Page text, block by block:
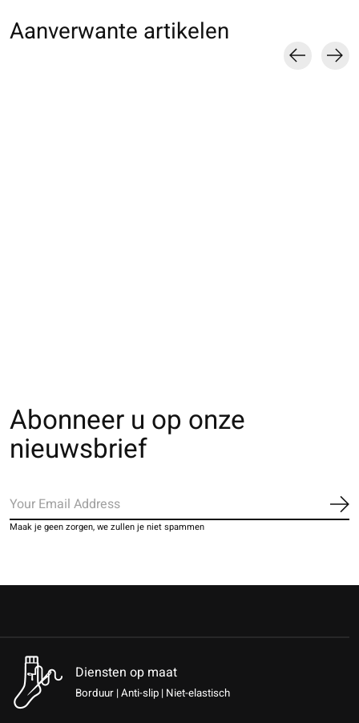
Aanverwante artikelen
Abonneer u op onze
nieuwsbrief
Maak je geen zorgen, we zullen je niet spammen
Diensten op maat
Borduur | Anti-slip | Niet-elastisch